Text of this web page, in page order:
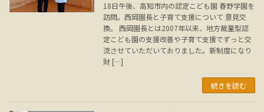
18日午後、高知市内の認定こども園 春野学園を
訪問。西岡園長と子育て支援について 意見交
換。 西岡園長とは2007年以来、地方裁量型認
定こども園の支援改善や子育て支援でずっと交
流させていただいておりました。新制度になり
財 […]
続きを読む